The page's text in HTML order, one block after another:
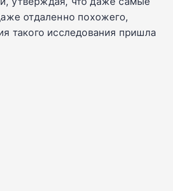
отдаленно похожего,
такого исследования пришла